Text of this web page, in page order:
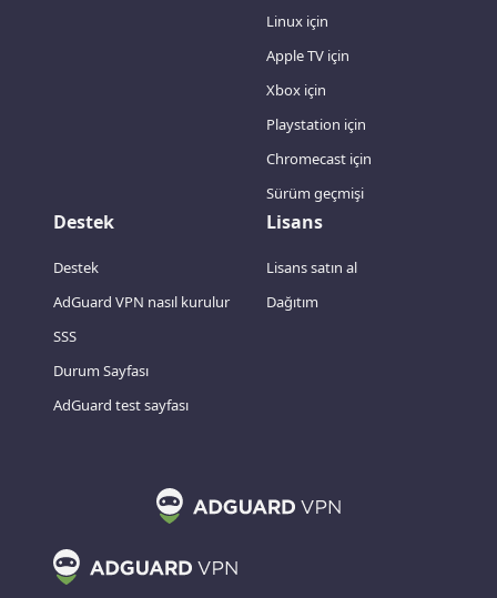
Linux için
Apple TV için
Xbox için
Playstation için
Chromecast için
Sürüm geçmişi
Destek
Destek
AdGuard VPN nasıl kurulur
SSS
Durum Sayfası
AdGuard test sayfası
Lisans
Lisans satın al
Dağıtım